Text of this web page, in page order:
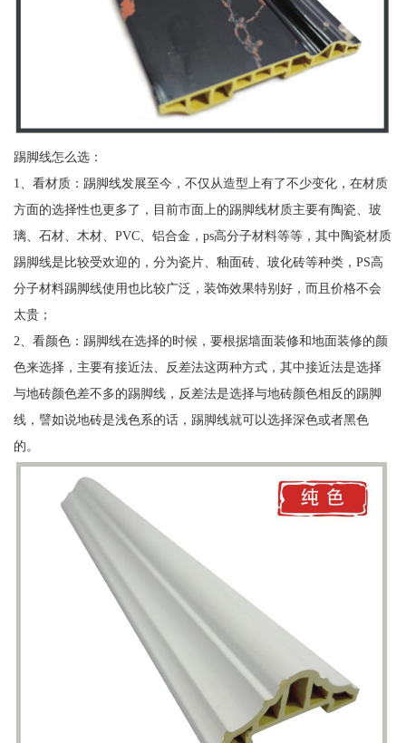
踢脚线怎么选：
1、看材质：踢脚线发展至今，不仅从造型上有了不少变化，在材质
方面的选择性也更多了，目前市面上的踢脚线材质主要有陶瓷、玻
璃、石材、木材、PVC、铝合金，ps高分子材料等等，其中陶瓷材质
踢脚线是比较受欢迎的，分为瓷片、釉面砖、玻化砖等种类，PS高
分子材料踢脚线使用也比较广泛，装饰效果特别好，而且价格不会
太贵；
2、看颜色：踢脚线在选择的时候，要根据墙面装修和地面装修的颜
色来选择，主要有接近法、反差法这两种方式，其中接近法是选择
与地砖颜色差不多的踢脚线，反差法是选择与地砖颜色相反的踢脚
线，譬如说地砖是浅色系的话，踢脚线就可以选择深色或者黑色
的。